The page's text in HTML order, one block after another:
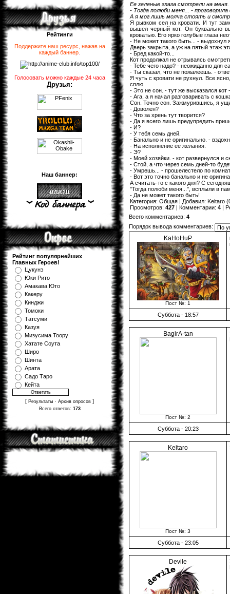
Рейтинги
Поддержите наш ресурс, нажав на
каждый баннер
Голосовать можно каждые 24 часа
Друзья:
Наш баннер:
Рейтинг популярнейших
Главных Героев!
Цукунэ
Юки Рито
Амакава Юто
Какеру
Кинджи
Томоки
Татсуми
Казуя
Мизуcима Тоору
Хатате Соута
Широ
Шинта
Арата
Садо Таро
Кейта
[ Результаты · Архив опросов ]
Всего ответов: 173
Ее зеленые глаза смотрели на
- Тогда полюби меня... -
А я мог лишь молча стоять и
Я рывком сел на кровати. И тут
вышел черный кот. Он буквально
кроватью. Его ярко голубые глаза
- Не может такого быть... - выдохнул
Дверь закрыта, а уж на пятый этаж
- Бред какой-то...
Кот продолжал не отрываясь
- Тебе чего надо? - неожиданно для
- Ты сказал, что не пожалеешь. -
Я чуть с кровати не рухнул. Все
сплю.
- Это не сон. - тут же высказался кот
- Ага, а я начал разговаривать с
Сон. Точно сон. Зажмурившись, я
- Доволен?
- Что за хрень тут творится?
- Да я всего лишь предупредить
- И?
- У тебя семь дней.
- Банально и не оригинально. -
- На исполнение ее желания.
- Э?
- Моей хозяйки. - кот развернулся и
- Стой, а что через семь дней-то
- Умрешь... - прошелестело по
- Вот это точно банально и не
А считать-то с какого дня? С
"Тогда полюби меня...", всплыли в
- Да не может такого быть!
Категория: Общая | Добавил: Keitaro
Просмотров: 427 | Комментарии: 4 |
Всего комментариев: 4
Порядок вывода комментариев:
KaHoHuP
Пост №: 1
Суббота - 18:57
BagirA-tan
Пост №: 2
Суббота - 20:23
Keitaro
Пост №: 3
Суббота - 23:05
Devile